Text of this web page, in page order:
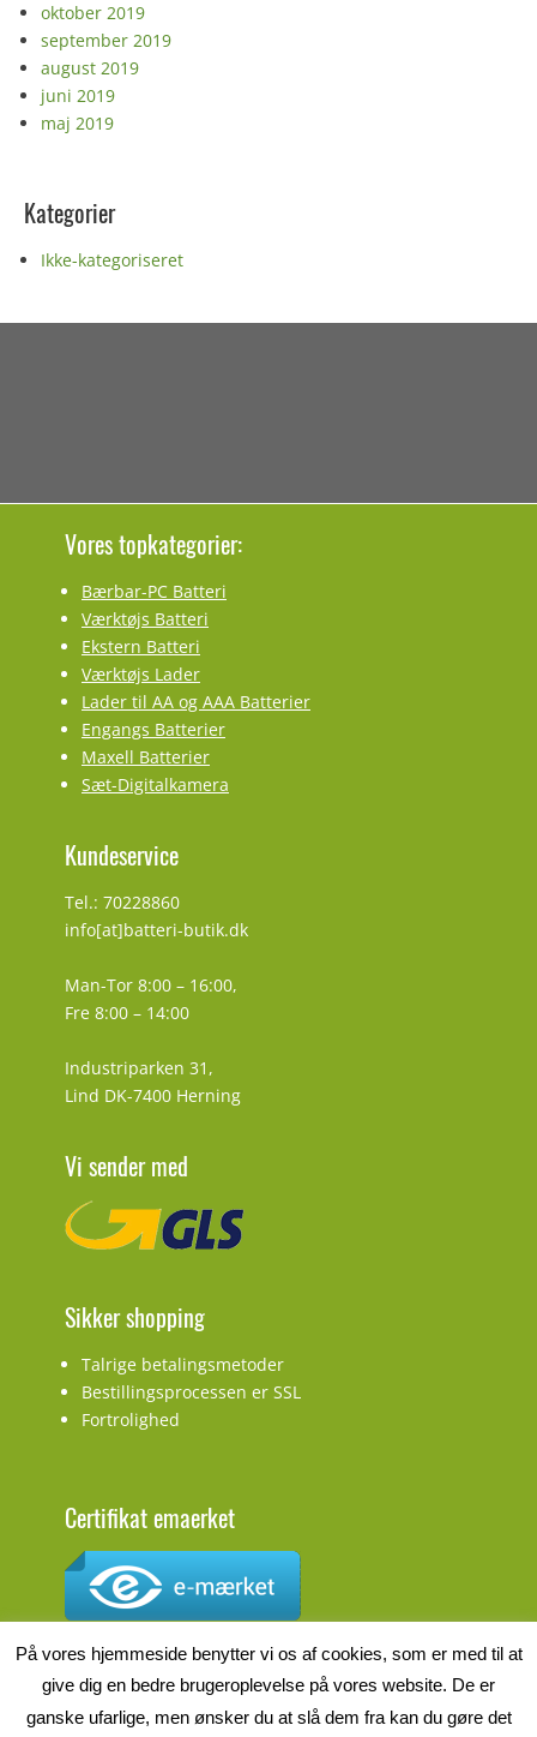
oktober 2019
september 2019
august 2019
juni 2019
maj 2019
Kategorier
Ikke-kategoriseret
Vores topkategorier:
Bærbar-PC Batteri
Værktøjs Batteri
Ekstern Batteri
Værktøjs Lader
Lader til AA og AAA Batterier
Engangs Batterier
Maxell Batterier
Sæt-Digitalkamera
Kundeservice
Tel.: 70228860
info[at]batteri-butik.dk
Man-Tor 8:00 – 16:00,
Fre 8:00 – 14:00
Industriparken 31,
Lind DK-7400 Herning
Vi sender med
Sikker shopping
Talrige betalingsmetoder
Bestillingsprocessen er SSL
Fortrolighed
Certifikat emaerket
CVR.nr.: DK27927548
På vores hjemmeside benytter vi os af cookies, som er med til at
give dig en bedre brugeroplevelse på vores website. De er
ganske ufarlige, men ønsker du at slå dem fra kan du gøre det